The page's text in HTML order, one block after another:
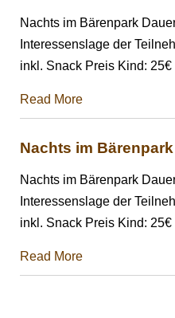
Nachts im Bärenpark
Interessenslage der
inkl. Snack Preis Kind: 25€
Read More
Nachts im
Nachts im Bärenpark
Interessenslage der
inkl. Snack Preis Kind: 25€
Read More